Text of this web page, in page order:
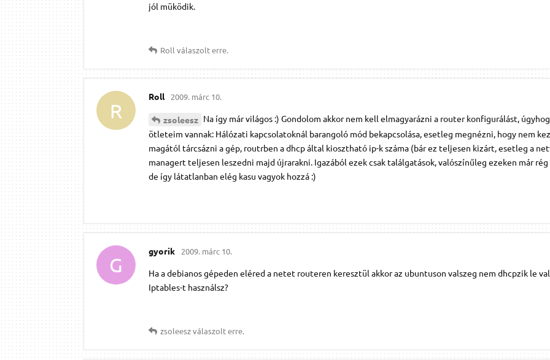
jól müködik.
Roll válaszolt erre.
R
Roll 2009. márc 10.
zsoleesz Na így már világos :) Gondolom akkor nem kell elmagyarázni a router konfigurálást,
ötleteim vannak: Hálózati kapcsolatoknál barangoló mód bekapcsolása, esetleg megnézni, hogy nem
magától tárcsázni a gép, routrben a dhcp által kiosztható ip-k száma (bár ez teljesen kizárt, esetleg a
managert teljesen leszedni majd újrarakni. Igazából ezek csak találgatások, valószínűleg ezeken már
de így látatlanban elég kasu vagyok hozzá :)
G
gyorik 2009. márc 10.
Ha a debianos gépeden eléred a netet routeren keresztül akkor az ubuntuson valszeg nem dhcpzik le
Iptables-t használsz?
zsoleeszválaszolt erre.